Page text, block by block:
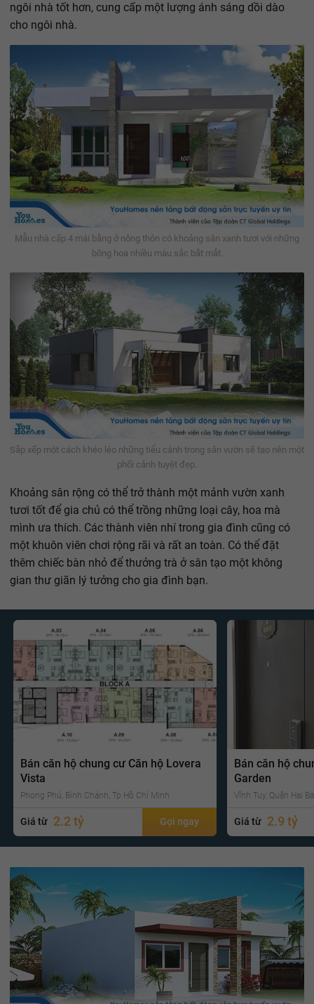
ngôi nhà tốt hơn, cung cấp một lượng ánh sáng dồi dào
cho ngôi nhà.
Mẫu nhà cấp 4 mái bằng ở nông thôn có khoảng sân xanh tươi với những
bông hoa nhiều màu sắc bắt mắt.
Sắp xếp một cách khéo léo những tiểu cảnh trong sân vườn sẽ tạo nên một
phối cảnh tuyệt đẹp.
Khoảng sân rộng có thể trở thành một mảnh vườn xanh
tươi tốt để gia chủ có thể trồng những loại cây, hoa mà
mình ưa thích. Các thành viên nhí trong gia đình cũng có
một khuôn viên chơi rộng rãi và rất an toàn. Có thể đặt
thêm chiếc bàn nhỏ để thưởng trà ở sân tạo một không
gian thư giãn lý tưởng cho gia đình bạn.
Bán căn hộ chung cư Căn hộ Lovera
Vista
Phong Phú, Bình Chánh, Tp Hồ Chí Minh
Giá từ 2.2 tỷ Gọi ngay
Bán căn hộ
Garden
Vĩnh Tuy, Quận Hai
Giá từ 2.9 tỷ